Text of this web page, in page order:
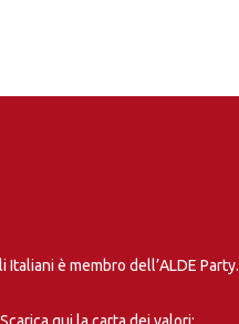
Italiani è membro dell’ALDE Party.